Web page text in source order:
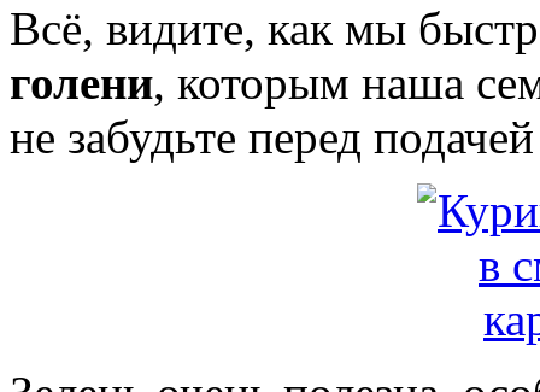
Всё, видите, как мы
голени, которым наша
не забудьте перед